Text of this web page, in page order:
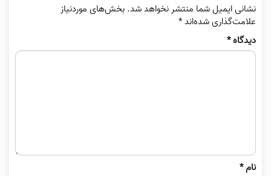
نشانی ایمیل شما منتشر نخواهد شد. بخش‌های موردنیاز
علامت‌گذاری شده‌اند*
دیدگاه*
نام*